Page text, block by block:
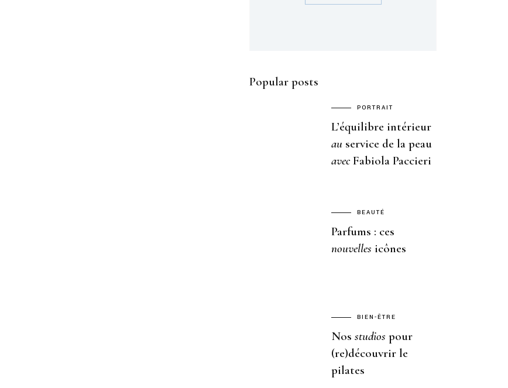
Popular posts
PORTRAIT
L’équilibre intérieur
au service de la peau
avec Fabiola Paccieri
BEAUTÉ
Parfums : ces
nouvelles icônes
BIEN-ÊTRE
Nos studios pour
(re)découvrir le
pilates